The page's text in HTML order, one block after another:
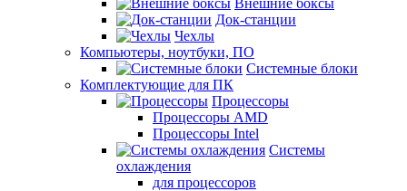
Внешние боксы
Док-станции
Чехлы
Компьютеры, ноутбуки, ПО
Системные блоки
Комплектующие для ПК
Процессоры
Процессоры AMD
Процессоры Intel
Системы
охлаждения
для процессоров